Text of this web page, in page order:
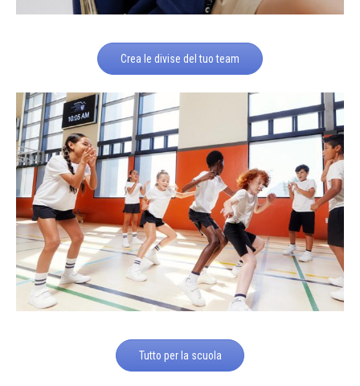
Crea le divise del tuo team
Tutto per la scuola